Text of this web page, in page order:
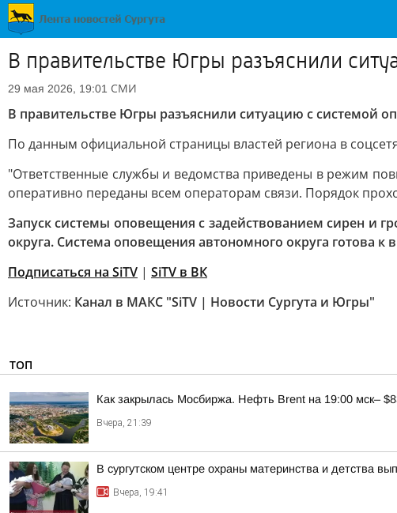
В правительстве Югры разъяснили
29 мая 2026, 19:01 СМИ
В правительстве Югры разъяснили ситуацию с системой
По данным официальной страницы властей региона в
"Ответственные службы и ведомства приведены в режим
оперативно переданы всем операторам связи. Порядок
Запуск системы оповещения с задействованием сирен и
округа. Система оповещения автономного округа готова
Подписаться на SiTV | SiTV в ВК
Источник: Канал в МАКС "SiTV | Новости Сургута и Югры"
ТОП
Как закрылась Мосбиржа. Нефть Brent на 19:00 мск–
Вчера, 21:39
В сургутском центре охраны материнства и детства
Вчера, 19:41